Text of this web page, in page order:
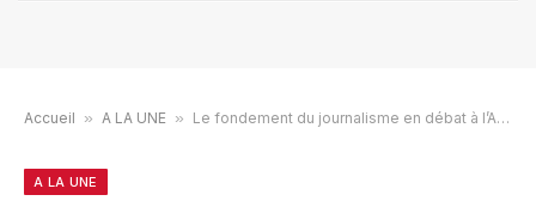
Accueil » A LA UNE » Le fondement du journalisme en débat à l’Ambassade des Etats-Unis en Guinée
A LA UNE